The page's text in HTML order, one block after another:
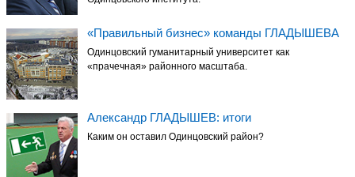
«Правильный бизнес» команды ГЛАДЫШЕВА
Одинцовский гуманитарный университет как
«прачечная» районного масштаба.
Александр ГЛАДЫШЕВ: итоги
Каким он оставил Одинцовский район?